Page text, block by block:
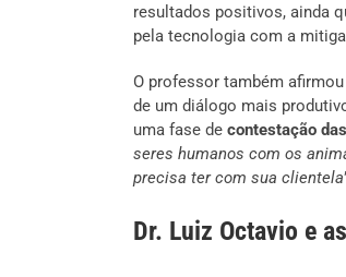
resultados positivos, ainda
pela tecnologia com a
O professor também
de um diálogo mais
uma fase de contestação
seres humanos com os
precisa ter com sua clientela
Dr. Luiz Octavio e